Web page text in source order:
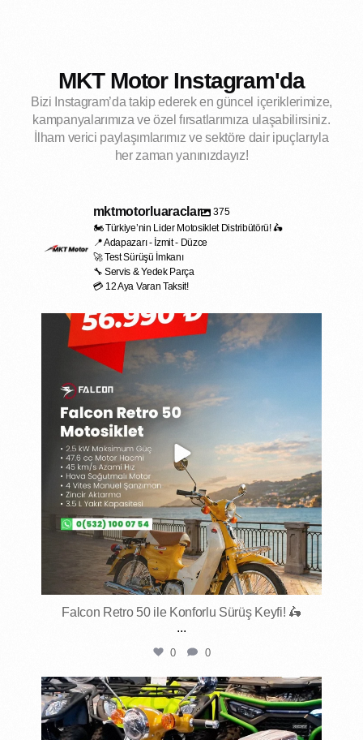
MKT Motor Instagram'da
Bizi Instagram’da takip ederek en güncel içeriklerimize,
kampanyalarımıza ve özel fırsatlarımıza ulaşabilirsiniz.
İlham verici paylaşımlarımız ve sektöre dair ipuçlarıyla
her zaman yanınızdayız!
mktmotorluaraclar
375
🏍️ Türkiye’nin Lider Motosiklet Distribütörü! 🛵
📍 Adapazarı - İzmit - Düzce
🚀 Test Sürüşü İmkanı
🔧 Servis & Yedek Parça
💳 12 Aya Varan Taksit!
mktmotorluaraclar
May 2
Falcon Retro 50 ile Konforlu Sürüş Keyfi! 🛵
...
0 0
mktmotorluaraclar
May 2